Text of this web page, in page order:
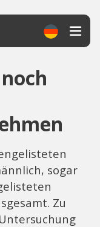
sogar
Zu